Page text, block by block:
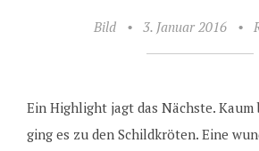
Bild • 3. Januar 2016 •
Ein Highlight jagt das Nächste. Kaum
ging es zu den Schildkröten. Eine